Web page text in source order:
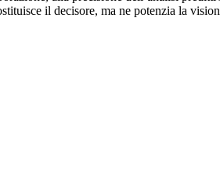
il decisore, ma ne potenzia la